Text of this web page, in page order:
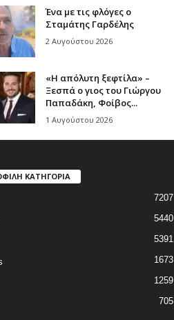
Ένα με τις φλόγες ο
Σταμάτης Γαρδέλης
2 Αυγούστου 2026
«Η απόλυτη ξεφτίλα» –
Ξεσπά ο γιος του Γιώργου
Παπαδάκη, Φοίβος...
1 Αυγούστου 2026
ΚΑΤΗΓΟΡΙΑ
7207
5440
5391
1673
1259
705